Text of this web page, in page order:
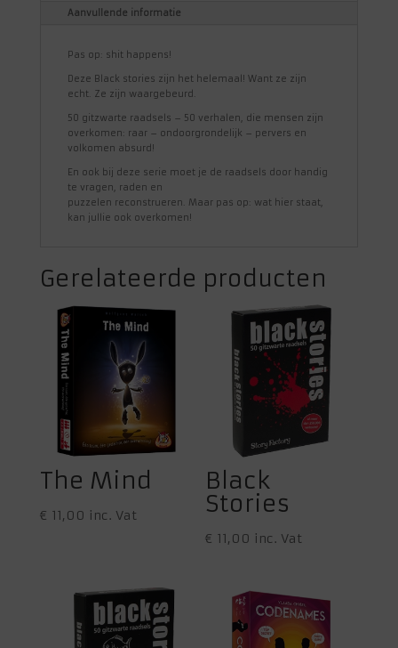
Aanvullende informatie
Pas op: shit happens!
Deze Black stories zijn het helemaal! Want ze zijn
echt. Ze zijn waargebeurd.
50 gitzwarte raadsels – 50 verhalen, die mensen zijn
overkomen: raar – ondoorgrondelijk – pervers en
volkomen absurd!
En ook bij deze serie moet je de raadsels door handig
te vragen, raden en
puzzelen reconstrueren. Maar pas op: wat hier staat,
kan jullie ook overkomen!
Gerelateerde producten
The Mind
€ 11,00 inc. Vat
Black
Stories
€ 11,00 inc. Vat